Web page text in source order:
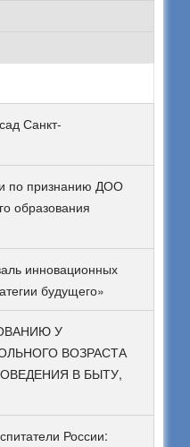
Санкт-
по признанию ДОО
образования
инновационных
будущего»
У
ВОЗРАСТА
В БЫТУ,
России: